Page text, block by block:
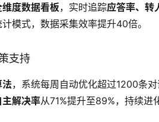
维度数据看板，实时追踪应答率、转
模式，数据采集效率提升40倍。
支持
，系统每周自动优化超过1200条
主解决率从71%提升至89%，持续进